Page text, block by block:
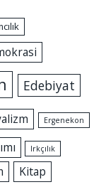
Edebiyat
Ergenekon
Irkçılık
Kitap